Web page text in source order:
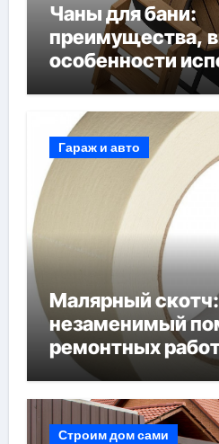
Чаны для бани:
преимущества,
особенности
Гараж и авто
Малярный
незаменимый
ремонтных
Строим дом сами